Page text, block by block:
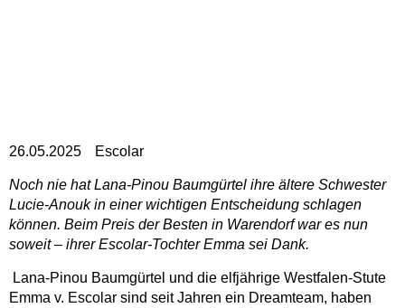
26.05.2025 Escolar
Noch nie hat Lana-Pinou Baumgürtel ihre ältere Schwester
Lucie-Anouk in einer wichtigen Entscheidung schlagen
können. Beim Preis der Besten in Warendorf war es nun
soweit – ihrer Escolar-Tochter Emma sei Dank.
Lana-Pinou Baumgürtel und die elfjährige Westfalen-Stute
Emma v. Escolar sind seit Jahren ein Dreamteam, haben